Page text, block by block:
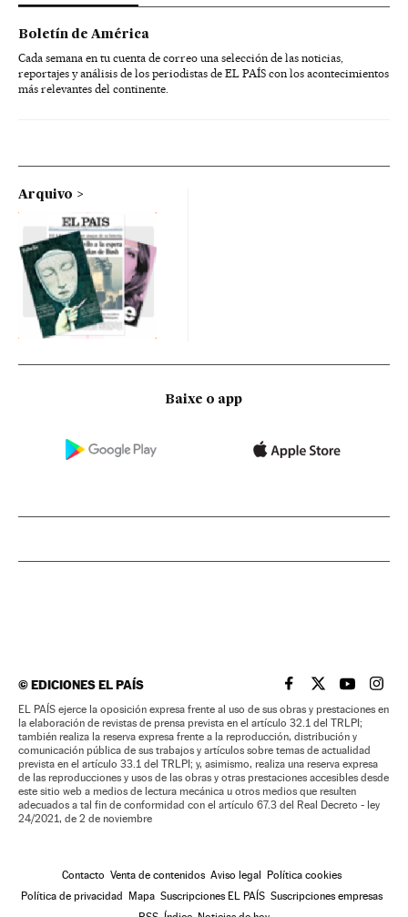
Boletín de América
Cada semana en tu cuenta de correo una selección de las noticias,
reportajes y análisis de los periodistas de EL PAÍS con los acontecimientos
más relevantes del continente.
Arquivo
Baixe o app
©EDICIONES EL PAÍS EL PAÍS BRASIL EN
EL PAÍSEL PAÍS
EL
EL PAÍS ejerce la oposición expresa frente al uso de sus obras y prestaciones en
la elaboración de revistas de prensa prevista en el artículo 32.1 del TRLPI;
también realiza la reserva expresa frente a la reproducción, distribución y
comunicación pública de sus trabajos y artículos sobre temas de actualidad
prevista en el artículo 33.1 del TRLPI; y, asimismo, realiza una reserva expresa
de las reproducciones y usos de las obras y otras prestaciones accesibles desde
este sitio web a medios de lectura mecánica u otros medios que resulten
adecuados a tal fin de conformidad con el artículo 67.3 del Real Decreto - ley
24/2021, de 2 de noviembre
Contacto Venta de contenidos Aviso legal
Política cookies
Política de privacidad
Mapa Suscripciones EL PAÍS Suscripciones empresas